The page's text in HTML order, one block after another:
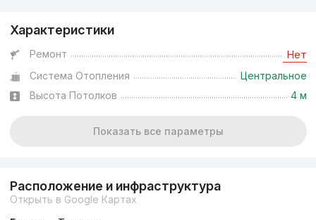
Характеристики
Ремонт Нет
Система Отопления
Центральное
Высота Потолков
4 м
Показать все параметры
Расположение и инфраструктура
Открыть в Google Картах